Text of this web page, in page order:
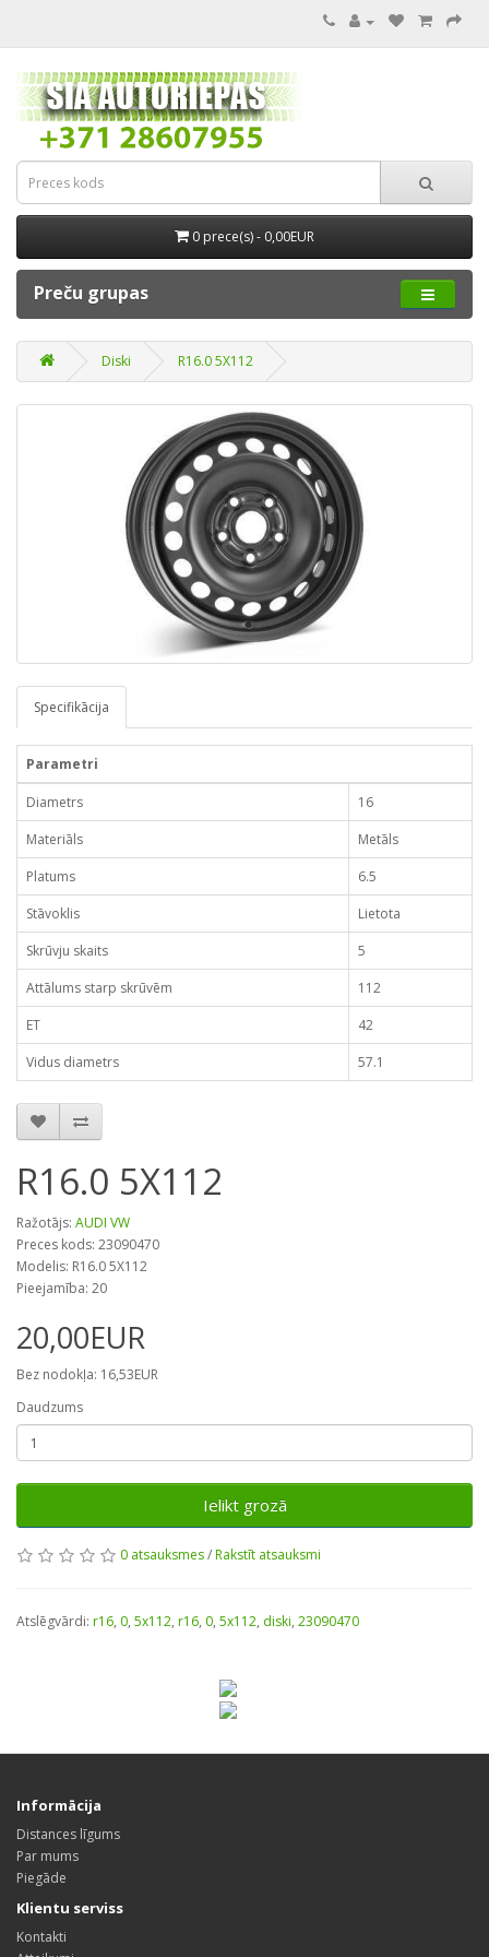
0 prece(s) - 0,00EUR
Preču grupas
Diski R16.0 5X112
Specifikācija
Parametri
Diametrs
16
Materiāls
Metāls
Platums
6.5
Stāvoklis
Lietota
Skrūvju skaits
5
Attālums starp skrūvēm
112
ET
42
Vidus diametrs
57.1
R16.0 5X112
Ražotājs: AUDI VW
Preces kods: 23090470
Modelis: R16.0 5X112
Pieejamība: 20
20,00EUR
Bez nodokļa: 16,53EUR
Daudzums
Ielikt grozā
0 atsauksmes/Rakstīt atsauksmi
Atslēgvārdi: r16, 0, 5x112, r16, 0, 5x112, diski, 23090470
Informācija
Distances līgums
Par mums
Piegāde
Klientu serviss
Kontakti